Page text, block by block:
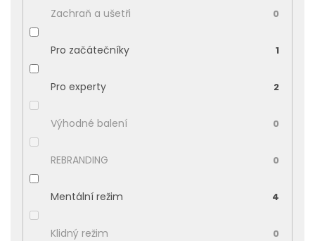
Zachraň a ušetři 0
Pro začátečníky 1
Pro experty 2
Výhodné balení 0
REBRANDING 0
Mentální režim 4
Klidný režim 0